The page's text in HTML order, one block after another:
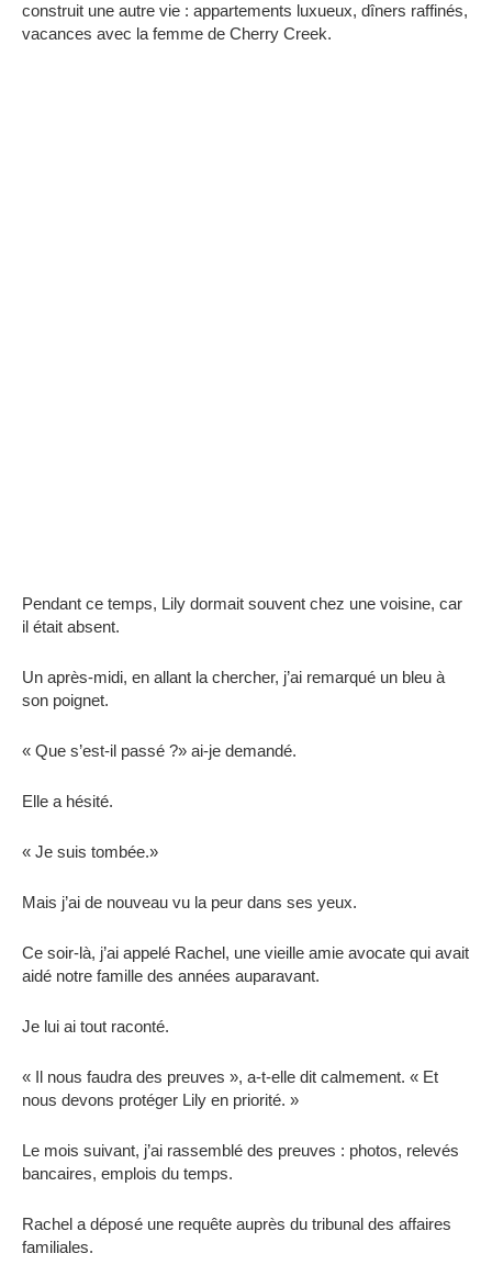
construit une autre vie : appartements luxueux, dîners raffinés,
vacances avec la femme de Cherry Creek.
Pendant ce temps, Lily dormait souvent chez une voisine, car
il était absent.
Un après-midi, en allant la chercher, j’ai remarqué un bleu à
son poignet.
« Que s’est-il passé ?» ai-je demandé.
Elle a hésité.
« Je suis tombée.»
Mais j’ai de nouveau vu la peur dans ses yeux.
Ce soir-là, j’ai appelé Rachel, une vieille amie avocate qui avait
aidé notre famille des années auparavant.
Je lui ai tout raconté.
« Il nous faudra des preuves », a-t-elle dit calmement. « Et
nous devons protéger Lily en priorité. »
Le mois suivant, j’ai rassemblé des preuves : photos, relevés
bancaires, emplois du temps.
Rachel a déposé une requête auprès du tribunal des affaires
familiales.